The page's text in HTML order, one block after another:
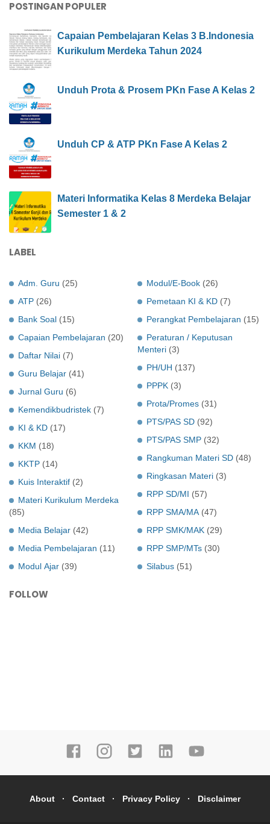
POSTINGAN POPULER
Capaian Pembelajaran Kelas 3 B.Indonesia
Kurikulum Merdeka Tahun 2024
Unduh Prota & Prosem PKn Fase A Kelas 2
Unduh CP & ATP PKn Fase A Kelas 2
Materi Informatika Kelas 8 Merdeka Belajar
Semester 1 & 2
LABEL
Adm. Guru (25)
ATP (26)
Bank Soal (15)
Capaian Pembelajaran (20)
Daftar Nilai (7)
Guru Belajar (41)
Jurnal Guru (6)
Kemendikbudristek (7)
KI & KD (17)
KKM (18)
KKTP (14)
Kuis Interaktif (2)
Materi Kurikulum Merdeka
(85)
Media Belajar (42)
Media Pembelajaran (11)
Modul Ajar (39)
Modul/E-Book (26)
Pemetaan KI & KD (7)
Perangkat Pembelajaran (15)
Peraturan / Keputusan
Menteri (3)
PH/UH (137)
PPPK (3)
Prota/Promes (31)
PTS/PAS SD (92)
PTS/PAS SMP (32)
Rangkuman Materi SD (48)
Ringkasan Materi (3)
RPP SD/MI (57)
RPP SMA/MA (47)
RPP SMK/MAK (29)
RPP SMP/MTs (30)
Silabus (51)
FOLLOW
About Contact Privacy Policy Disclaimer